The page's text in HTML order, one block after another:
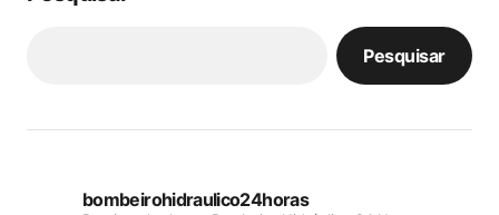
Pesquisar
bombeirohidraulico24horas